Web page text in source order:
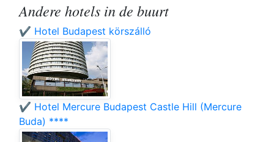
Andere hotels in de buurt
✔️ Hotel Budapest körszálló
✔️ Hotel Mercure Budapest Castle Hill (Mercure
Buda) ****